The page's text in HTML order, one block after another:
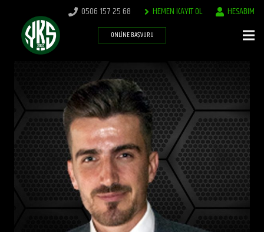
0506 157 25 68 HEMEN KAYIT OL HESABIM
ONLINE BAŞVURU